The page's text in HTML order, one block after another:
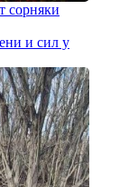
сорняки
и сил у